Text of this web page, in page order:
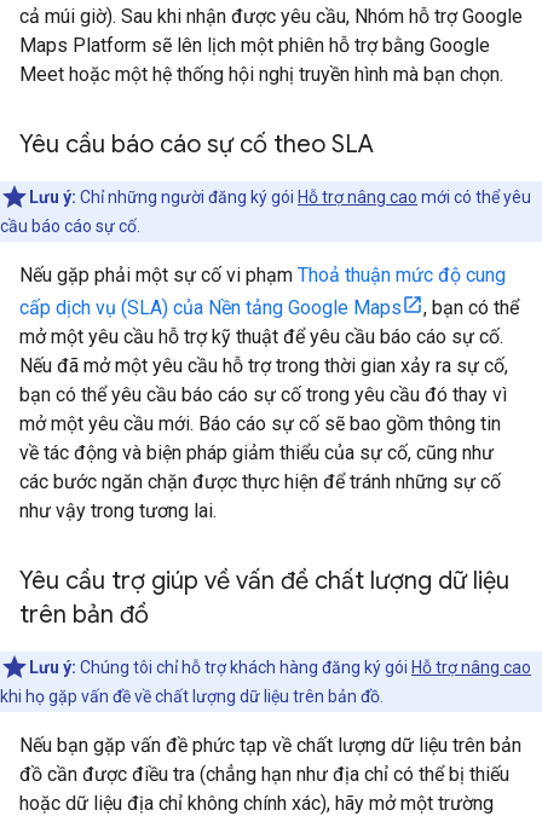
cả múi giờ). Sau khi nhận được yêu cầu, Nhóm hỗ trợ Google
Maps Platform sẽ lên lịch một phiên hỗ trợ bằng Google
Meet hoặc một hệ thống hội nghị truyền hình mà bạn chọn.
Yêu cầu báo cáo sự cố theo SLA
Lưu ý: Chỉ những người đăng ký gói Hỗ trợ nâng cao mới có thể yêu
cầu báo cáo sự cố.
Nếu gặp phải một sự cố vi phạm Thoả thuận mức độ cung
cấp dịch vụ (SLA) của Nền tảng Google Maps
, bạn có thể
mở một yêu cầu hỗ trợ kỹ thuật để yêu cầu báo cáo sự cố.
Nếu đã mở một yêu cầu hỗ trợ trong thời gian xảy ra sự cố,
bạn có thể yêu cầu báo cáo sự cố trong yêu cầu đó thay vì
mở một yêu cầu mới. Báo cáo sự cố sẽ bao gồm thông tin
về tác động và biện pháp giảm thiểu của sự cố, cũng như
các bước ngăn chặn được thực hiện để tránh những sự cố
như vậy trong tương lai.
Yêu cầu trợ giúp về vấn đề chất lượng dữ liệu
trên bản đồ
Lưu ý: Chúng tôi chỉ hỗ trợ khách hàng đăng ký gói Hỗ trợ nâng cao
khi họ gặp vấn đề về chất lượng dữ liệu trên bản đồ.
Nếu bạn gặp vấn đề phức tạp về chất lượng dữ liệu trên bản
đồ cần được điều tra (chẳng hạn như địa chỉ có thể bị thiếu
hoặc dữ liệu địa chỉ không chính xác), hãy mở một trường